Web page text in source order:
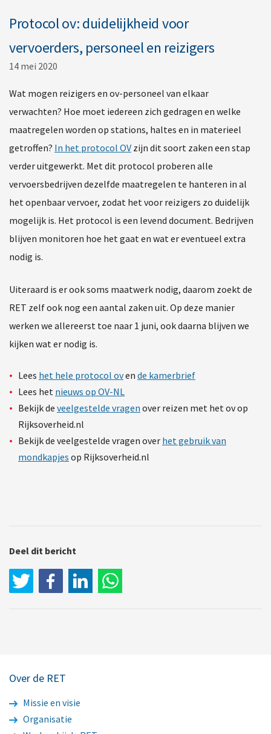
Protocol ov: duidelijkheid voor
vervoerders, personeel en reizigers
14 mei 2020
Wat mogen reizigers en ov-personeel van elkaar
verwachten? Hoe moet iedereen zich gedragen en welke
maatregelen worden op stations, haltes en in materieel
getroffen? In het protocol OV zijn dit soort zaken een stap
verder uitgewerkt. Met dit protocol proberen alle
vervoersbedrijven dezelfde maatregelen te hanteren in al
het openbaar vervoer, zodat het voor reizigers zo duidelijk
mogelijk is. Het protocol is een levend document. Bedrijven
blijven monitoren hoe het gaat en wat er eventueel extra
nodig is.
Uiteraard is er ook soms maatwerk nodig, daarom zoekt de
RET zelf ook nog een aantal zaken uit. Op deze manier
werken we allereerst toe naar 1 juni, ook daarna blijven we
kijken wat er nodig is.
Lees het hele protocol oven de kamerbrief
Lees het nieuws op OV-NL
Bekijk de veelgestelde vragen over reizen met het ov op
Rijksoverheid.nl
Bekijk de veelgestelde vragen over het gebruik van
mondkapjes op Rijksoverheid.nl
Deel dit bericht
LinkedIn
Over de RET
Missie en visie
Organisatie